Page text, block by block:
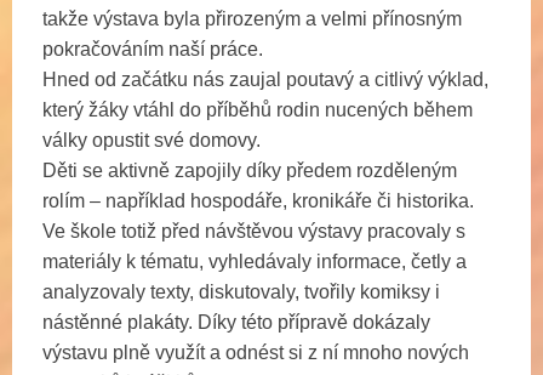
takže výstava byla přirozeným a velmi přínosným
pokračováním naší práce.
Hned od začátku nás zaujal poutavý a citlivý výklad,
který žáky vtáhl do příběhů rodin nucených během
války opustit své domovy.
Děti se aktivně zapojily díky předem rozděleným
rolím – například hospodáře, kronikáře či historika.
Ve škole totiž před návštěvou výstavy pracovaly s
materiály k tématu, vyhledávaly informace, četly a
analyzovaly texty, diskutovaly, tvořily komiksy i
nástěnné plakáty. Díky této přípravě dokázaly
výstavu plně využít a odnést si z ní mnoho nových